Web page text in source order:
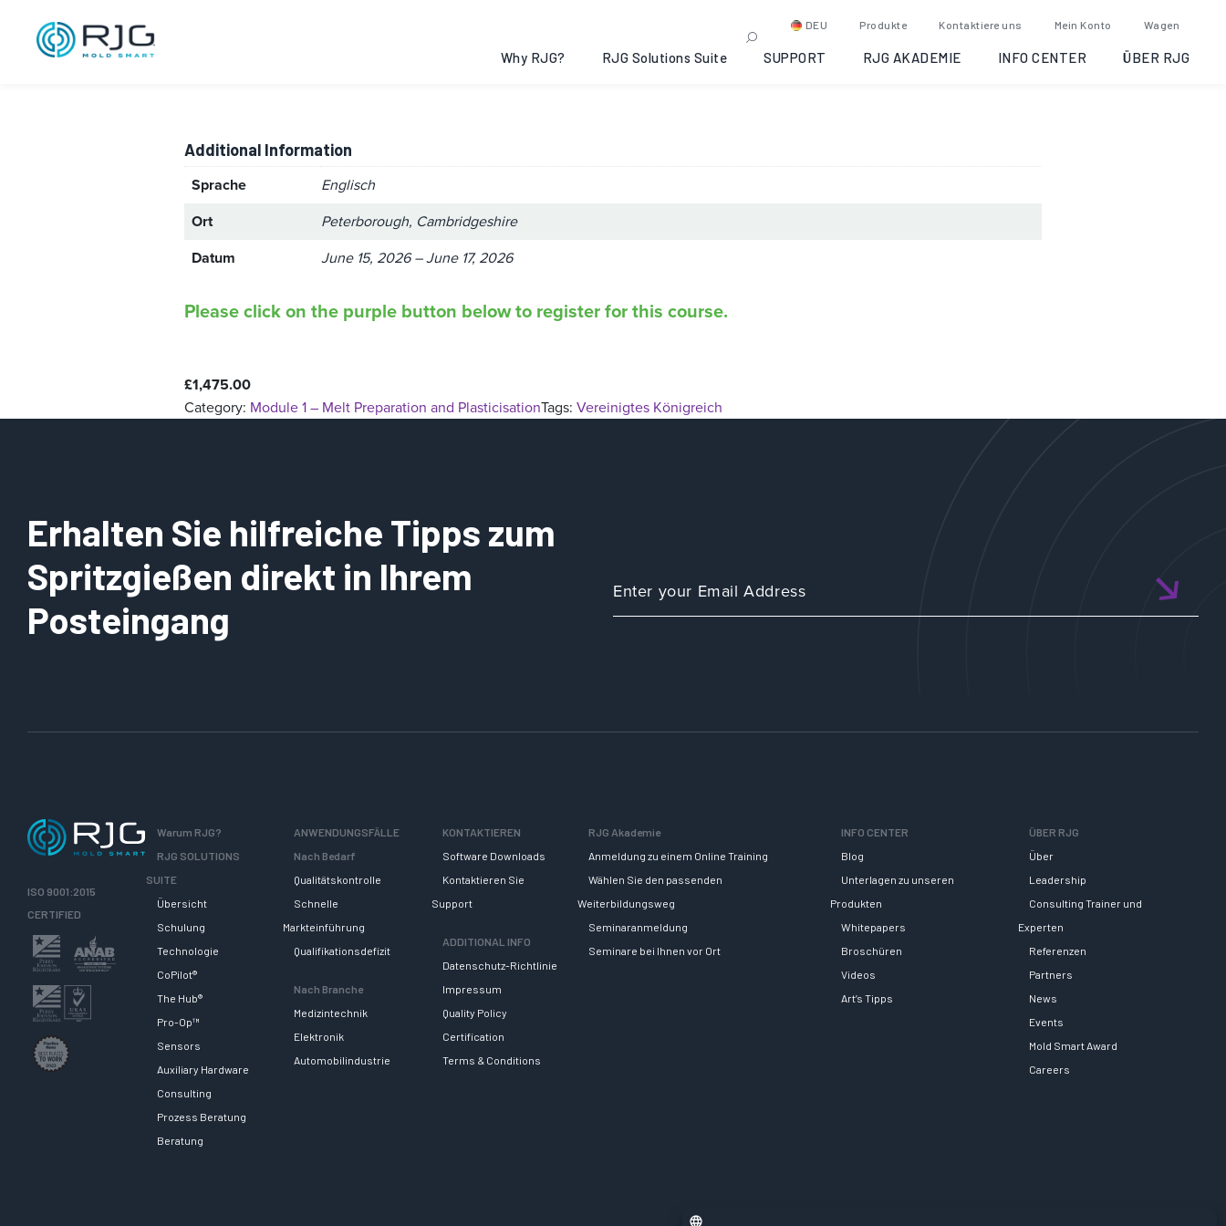
DEU Produkte Kontaktiere uns Mein Konto Wagen
Why RJG? RJG Solutions Suite SUPPORT RJG AKADEMIE INFO CENTER ÜBER RJG
Module 1 – Melt Preparation and Plasticisation:
Peterborough, Cambridgeshire, 2026-06-15
Additional Information
Sprache
Englisch
Ort
Peterborough, Cambridgeshire
Datum
June 15, 2026 – June 17, 2026
Please click on the purple button below to register for this course.
£1,475.00
Category: Module 1 – Melt Preparation and PlasticisationTags: Vereinigtes Königreich
Erhalten Sie hilfreiche Tipps zum
Spritzgießen direkt in Ihrem
Posteingang
ISO 9001:2015
CERTIFIED
Warum RJG?
RJG SOLUTIONS
SUITE
Übersicht
Schulung
Technologie
CoPilot®
The Hub®
Pro-Op™
Sensors
Auxiliary Hardware
Consulting
Prozess Beratung
Beratung
ANWENDUNGSFÄLLE
Nach Bedarf
Qualitätskontrolle
Schnelle
Markteinführung
Qualifikationsdefizit
Nach Branche
Medizintechnik
Elektronik
Automobilindustrie
KONTAKTIEREN
Software Downloads
Kontaktieren Sie
Support
ADDITIONAL INFO
Datenschutz-Richtlinie
Impressum
Quality Policy
Certification
Terms & Conditions
RJG Akademie
Anmeldung zu einem Online Training
Wählen Sie den passenden
Weiterbildungsweg
Seminaranmeldung
Seminare bei Ihnen vor Ort
INFO CENTER
Blog
Unterlagen zu unseren
Produkten
Whitepapers
Broschüren
Videos
Art’s Tipps
ÜBER RJG
Über
Leadership
Consulting Trainer und
Experten
Referenzen
Partners
News
Events
Mold Smart Award
Careers